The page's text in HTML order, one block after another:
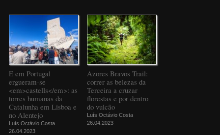
E em Portugal
ergueram-se
<em>castells</em>: as
torres humanas da
Catalunha em Lisboa e
no Alentejo
Luís Octávio Costa
26.04.2023
Azores Bravos Trail:
correr as belezas da
Terceira a cruzar
florestas e por dentro
do vulcão
Luís Octávio Costa
26.04.2023